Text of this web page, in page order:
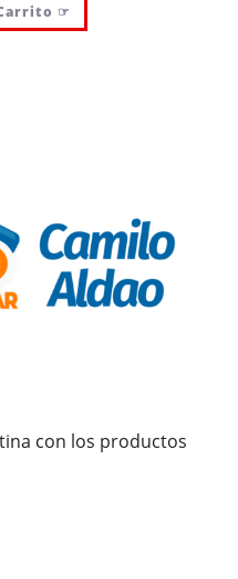
☞
con los productos